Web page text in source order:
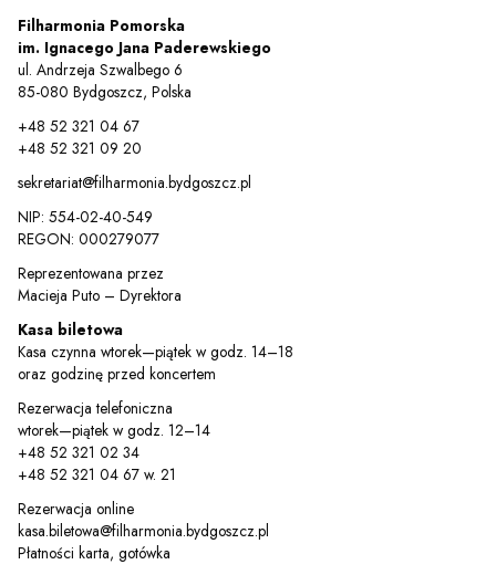
Filharmonia Pomorska
im. Ignacego Jana Paderewskiego
ul. Andrzeja Szwalbego 6
85-080 Bydgoszcz, Polska
+48 52 321 04 67
+48 52 321 09 20
sekretariat@filharmonia.bydgoszcz.pl
NIP: 554-02-40-549
REGON: 000279077
Reprezentowana przez
Macieja Puto – Dyrektora
Kasa biletowa
Kasa czynna wtorek—piątek w godz. 14–18
oraz godzinę przed koncertem
Rezerwacja telefoniczna
wtorek—piątek w godz. 12–14
+48 52 321 02 34
+48 52 321 04 67 w. 21
Rezerwacja online
kasa.biletowa@filharmonia.bydgoszcz.pl
Płatności karta, gotówka